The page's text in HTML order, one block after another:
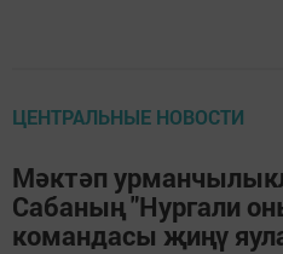
ЦЕНТРАЛЬНЫЕ НОВОСТИ
Мәктәп
Сабаның "Нургали
командасы җиңү